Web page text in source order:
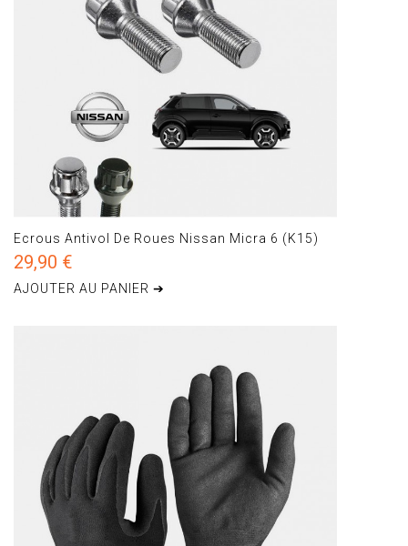
Ecrous Antivol De Roues Nissan Micra 6 (K15)
29,90 €
AJOUTER AU PANIER ➔